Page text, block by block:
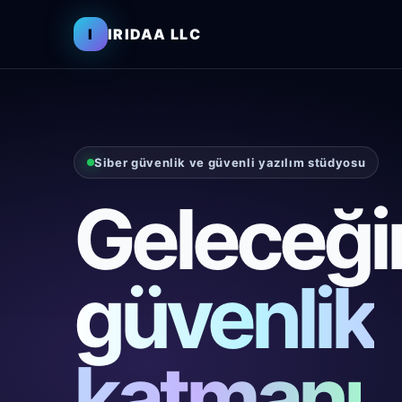
I IRIDAA LLC
Siber güvenlik ve güvenli yazılım stüdyosu
güvenlik